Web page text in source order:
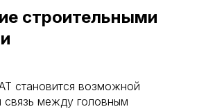
строительными
становится возможной
связь между головным